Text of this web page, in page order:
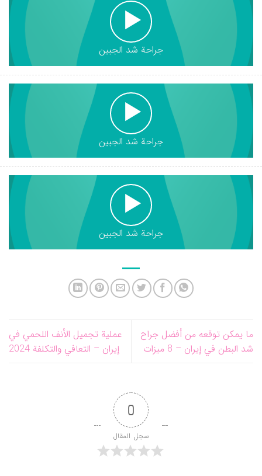
جراحة شد الجبين
جراحة شد الجبين
جراحة شد الجبين
ما يمكن توقعه من أفضل جراح
شد البطن في إيران – 8 ميزات
عملية تجميل الأنف اللحمي في
إيران – التعافي والتكلفة 2024
0
سجل المقال